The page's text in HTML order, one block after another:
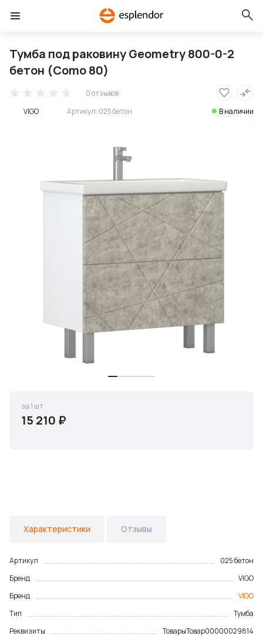
Тумба под раковину Geometry 800-0-2
бетон (Como 80)
0 отзывов
VIGO
Артикул: 025 бетон В наличии
15 210 ₽
за 1 шт
Характеристики Отзывы
Артикул
025 бетон
Бренд
VIGO
Бренд
VIGO
Тип
Тумба
Реквизиты
ТоварыТовар00000029814